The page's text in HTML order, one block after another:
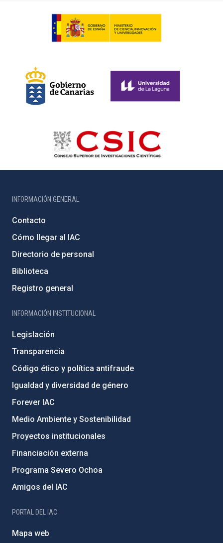
INFORMACIÓN GENERAL
Contacto
Cómo llegar al IAC
Directorio de personal
Biblioteca
Registro general
INFORMACIÓN INSTITUCIONAL
Legislación
Transparencia
Código ético y política antifraude
Igualdad y diversidad de género
Forever IAC
Medio Ambiente y Sostenibilidad
Proyectos institucionales
Financiación externa
Programa Severo Ochoa
Amigos del IAC
PORTAL DEL IAC
Mapa web